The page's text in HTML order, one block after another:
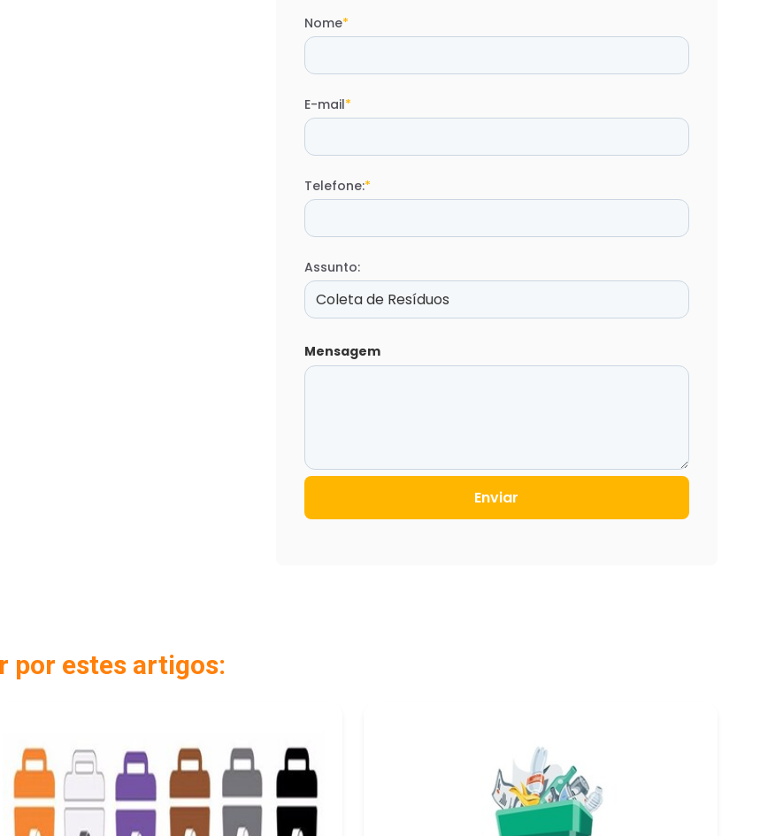
Nome*
E-mail*
Telefone:*
Assunto:
Mensagem
Enviar
por estes artigos: